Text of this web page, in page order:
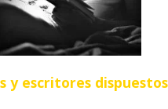
y escritores